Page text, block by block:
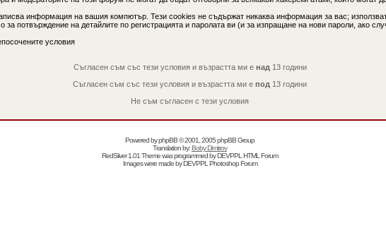
информация на вашия компютър. Тези cookies не съдържат никаква информация за вас;
потвърждение на детайлите по регистрацията и паролата ви (и за изпращане на нови пароли, ако
условия
Съгласен съм със тези условия и възрастта ми е над 13 години
Съгласен съм със тези условия и възрастта ми е под 13 години
Не съм съгласен с тези условия
Powered byphpBB© 2001, 2005 phpBB Group
Translation by:Boby Dimitrov
RedSilver 1.01 Theme was programmed byDEVPPL HTML Forum
Images were made byDEVPPL Photoshop Forum